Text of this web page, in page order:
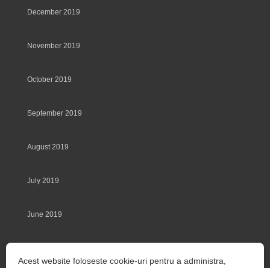
Acest website foloseste cookie-uri pentru a administra,
December 2019
November 2019
October 2019
September 2019
August 2019
July 2019
June 2019